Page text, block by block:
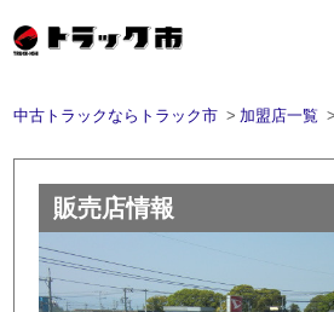
トラック買取
加盟店一覧
中古トラックならトラック市 加盟店一覧
販売店情報